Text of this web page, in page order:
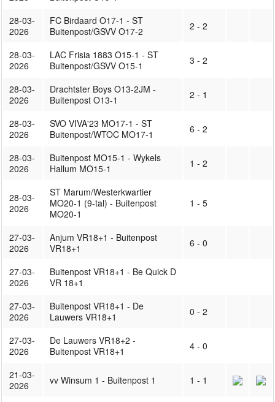
28-03-
2026
FC Birdaard O17-1 - ST
Buitenpost/GSVV O17-2
2 - 2
28-03-
2026
LAC Frisia 1883 O15-1 - ST
Buitenpost/GSVV O15-1
3 - 2
28-03-
2026
Drachtster Boys O13-2JM -
Buitenpost O13-1
2 - 1
28-03-
2026
SVO VIVA'23 MO17-1 - ST
Buitenpost/WTOC MO17-1
6 - 2
28-03-
2026
Buitenpost MO15-1 - Wykels
Hallum MO15-1
1 - 2
28-03-
2026
ST Marum/Westerkwartier
MO20-1 (9-tal) - Buitenpost
MO20-1
1 - 5
27-03-
2026
Anjum VR18+1 - Buitenpost
VR18+1
6 - 0
27-03-
2026
Buitenpost VR18+1 - Be Quick D
VR 18+1
27-03-
2026
Buitenpost VR18+1 - De
Lauwers VR18+1
0 - 2
27-03-
2026
De Lauwers VR18+2 -
Buitenpost VR18+1
4 - 0
21-03-
2026
vv Winsum 1 - Buitenpost 1 1 - 1